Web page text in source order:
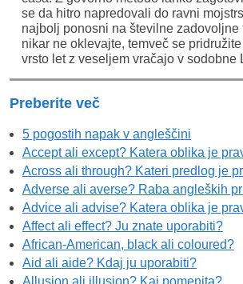
se da hitro napredovali do ravni
najbolj ponosni na številne zadovoljne
nikar ne oklevajte, temveč se
vrsto let z veseljem vračajo v sodobne
Preberite več
5 pogostih napak v angleščini
Accept ali except? Katera oblika je
Across ali through? Kateri predlog je
Adverse ali averse? Raba angleških
Advice ali advise? Katera oblika je
Affect ali effect? Ju znate uporabiti?
African-American, black ali coloured?
Aid ali aide? Kdaj ju uporabiti?